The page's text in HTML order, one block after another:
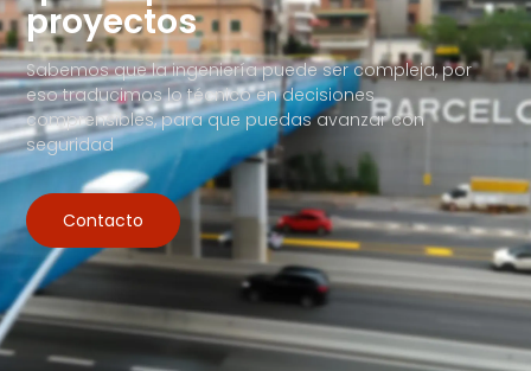
proyectos
Sabemos que la ingeniería puede ser compleja, por
eso traducimos lo técnico en decisiones
comprensibles, para que puedas avanzar con
seguridad
Contacto